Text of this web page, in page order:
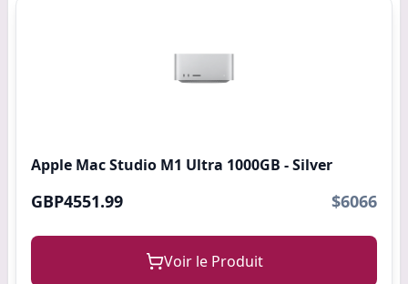
Apple Mac Studio M1 Ultra 1000GB - Silver
GBP4551.99 $6066
Voir le Produit